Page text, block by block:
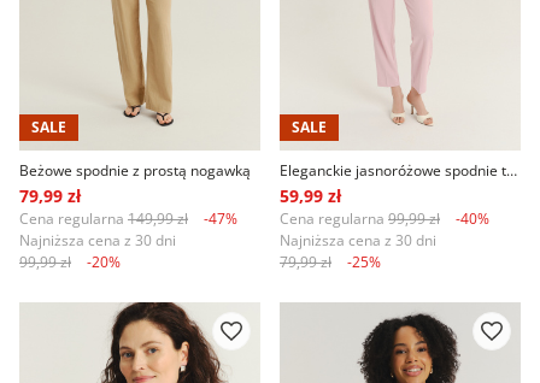
SALE
Beżowe spodnie z prostą nogawką
79,99 zł
Cena regularna 149,99 zł
-47%
Najniższa cena z 30 dni
99,99 zł
-20%
SALE
Eleganckie jasnoróżowe spodnie typu cygaretki
59,99 zł
Cena regularna 99,99 zł
-40%
Najniższa cena z 30 dni
79,99 zł
-25%